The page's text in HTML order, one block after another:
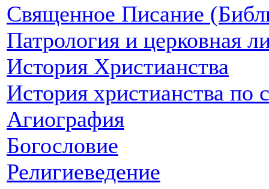
Священное Писание
Патрология и церковная
История Христианства
История христианства по
Агиография
Богословие
Религиеведение